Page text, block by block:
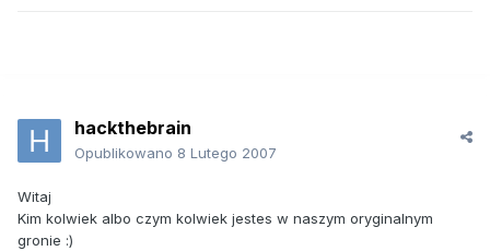
hackthebrain
Opublikowano 8 Lutego 2007
Witaj
Kim kolwiek albo czym kolwiek jestes w naszym oryginalnym
gronie :)